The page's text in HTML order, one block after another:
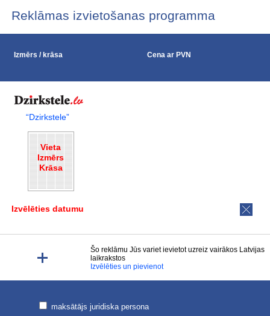
Reklāmas izvietošanas programma
Izmērs / krāsa Cena ar PVN
“Dzirkstele”
Vieta
Izmērs
Krāsa
Izvēlēties datumu
Šo reklāmu Jūs variet ievietot uzreiz vairākos Latvijas
laikrakstos
Izvēlēties un pievienot
maksātājs juridiska persona